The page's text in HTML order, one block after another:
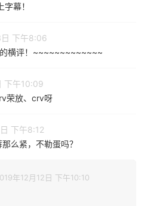
幕！
下午8:06
横评！~~~~~~~~~~~~~
下午10:09
荣放、crv呀
下午8:12
么紧，不勒蛋吗？
年12月12日 下午10:10